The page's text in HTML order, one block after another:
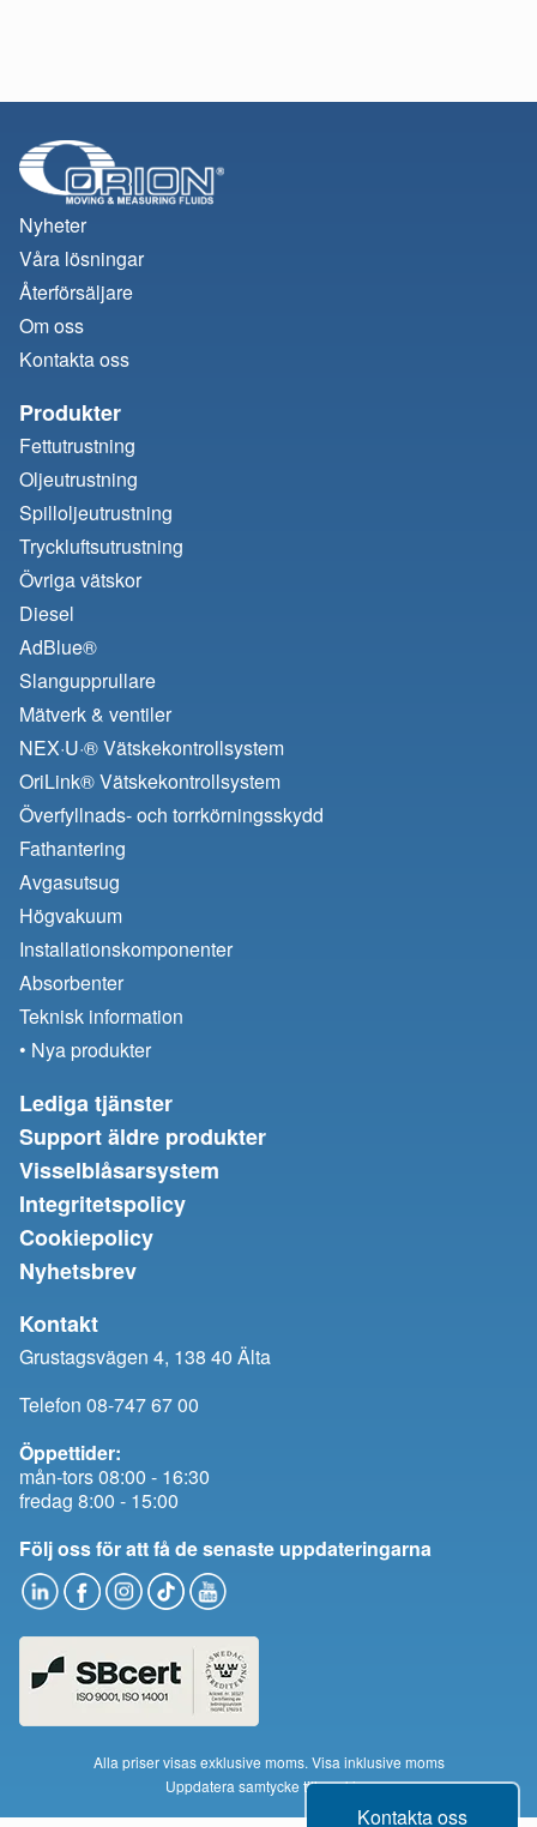
Kontakta oss
Nyheter
Våra lösningar
Återförsäljare
Om oss
Kontakta oss
Produkter
Fettutrustning
Oljeutrustning
Spilloljeutrustning
Tryckluftsutrustning
Övriga vätskor
Diesel
AdBlue®
Slangupprullare
Mätverk & ventiler
NEX·U·® Vätskekontrollsystem
OriLink® Vätskekontrollsystem
Överfyllnads- och torrkörningsskydd
Fathantering
Avgasutsug
Högvakuum
Installationskomponenter
Absorbenter
Teknisk information
• Nya produkter
Lediga tjänster
Support äldre produkter
Visselblåsarsystem
Integritetspolicy
Cookiepolicy
Nyhetsbrev
Kontakt
Grustagsvägen 4, 138 40 Älta
Telefon 08-747 67 00
Öppettider:
mån-tors 08:00 - 16:30
fredag 8:00 - 15:00
Följ oss för att få de senaste uppdateringarna
Alla priser visas exklusive moms. Visa inklusive moms
Uppdatera samtycke till cookies